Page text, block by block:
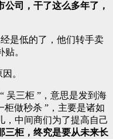
司，干了这么多年了，
是低的了，他们转手卖
。
。
吴三柜 ”，意思是发到海
柜做秒杀 ”，主要是诸如
，中间商们为了提高自己
三柜，终究是要从未来长